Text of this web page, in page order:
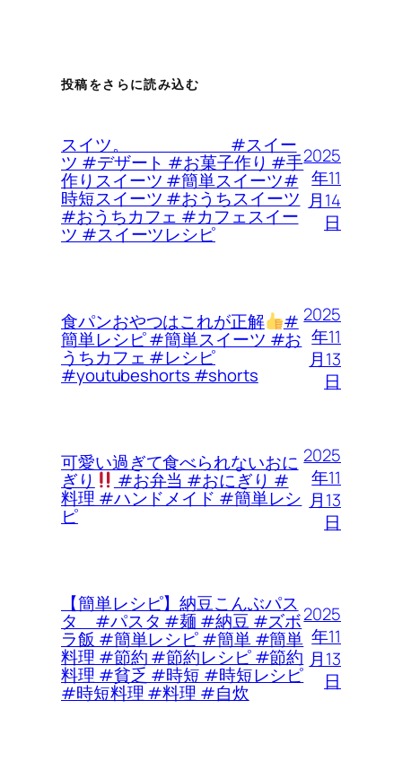
投稿をさらに読み込む
スイツ。 #スイー
ツ #デザート #お菓子作り #手
作りスイーツ #簡単スイーツ#
時短スイーツ #おうちスイーツ
#おうちカフェ #カフェスイー
ツ #スイーツレシピ
2025
年11
月14
日
食パンおやつはこれが正解 #
簡単レシピ #簡単スイーツ #お
うちカフェ #レシピ
#youtubeshorts #shorts
2025
年11
月13
日
可愛い過ぎて食べられないおに
ぎり #お弁当 #おにぎり #
料理 #ハンドメイド #簡単レシ
ピ
2025
年11
月13
日
【簡単レシピ】納豆こんぶパス
タ #パスタ #麺 #納豆 #ズボ
ラ飯 #簡単レシピ #簡単 #簡単
料理 #節約 #節約レシピ #節約
料理 #貧乏 #時短 #時短レシピ
#時短料理 #料理 #自炊
2025
年11
月13
日